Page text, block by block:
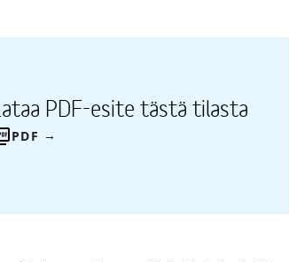
Lataa PDF-esite tästä tilasta
PDF